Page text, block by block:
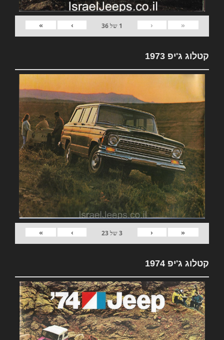
«
‹
1 של36
›
»
קטלוג ג'יפ 1973
«
‹
3של23
›
»
קטלוג ג'יפ 1974